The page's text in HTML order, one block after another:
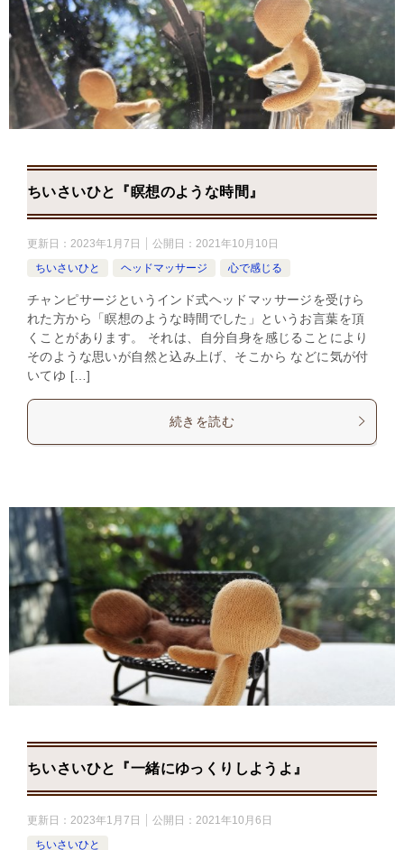
ちいさいひと『瞑想のような時間』
更新日： 2023年1月7日 公開日： 2021年10月10日
ちいさいひと
ヘッドマッサージ 心で感じる
チャンピサージというインド式ヘッドマッサージを受けら
れた方から「瞑想のような時間でした」というお言葉を頂
くことがあります。 それは、自分自身を感じることにより
そのような思いが自然と込み上げ、そこから などに気が付
いてゆ […]
続きを読む
ちいさいひと『一緒にゆっくりしようよ』
更新日： 2023年1月7日 公開日： 2021年10月6日
ちいさいひと